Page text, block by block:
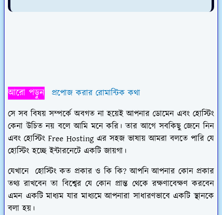
আরো পড়ুন
প্রপোজ করার রোমান্টিক কথা
সে সব বিষয় সম্পর্কে অবগত না হয়েই আপনার ডোমেন এবং হোস্টিং
কেনা উচিত নয় বলে আমি মনে করি। তার আগে সবকিছু জেনে নিন
এবং হোস্টিং Free Hosting এর সহজ ভাষায় আমরা বলতে পারি যে
হোস্টিং হচ্ছে ইন্টারনেটে একটি জায়গা।
যেখানে হোস্টিং কত প্রকার ও কি কি? আপনি আপনার কোন প্রকার
তথ্য রাখবেন তা বিশ্বের যে কোন প্রান্ত থেকে রক্ষণাবেক্ষণ করবেন
এমন একটি মাধ্যম যার মাধ্যমে আপনারা সাধারণভাবে একটি স্থানকে
বলা হয়।